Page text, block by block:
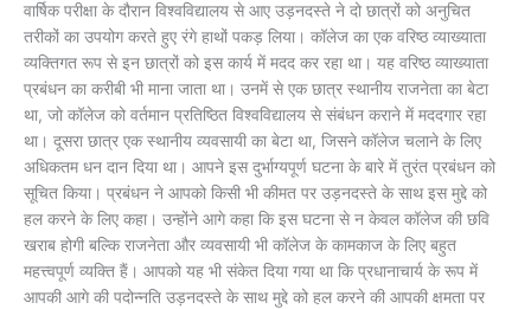
वार्षिक परीक्षा के दौरान विश्वविद्यालय से आए उड़नदस्ते ने दो छात्रों को अनुचित
तरीकों का उपयोग करते हुए रंगे हाथों पकड़ लिया। कॉलेज का एक वरिष्ठ व्याख्याता
व्यक्तिगत रूप से इन छात्रों को इस कार्य में मदद कर रहा था। यह वरिष्ठ व्याख्याता
प्रबंधन का करीबी भी माना जाता था। उनमें से एक छात्र स्थानीय राजनेता का बेटा
था, जो कॉलेज को वर्तमान प्रतिष्ठित विश्वविद्यालय से संबंधन कराने में मददगार रहा
था। दूसरा छात्र एक स्थानीय व्यवसायी का बेटा था, जिसने कॉलेज चलाने के लिए
अधिकतम धन दान दिया था। आपने इस दुर्भाग्यपूर्ण घटना के बारे में तुरंत प्रबंधन को
सूचित किया। प्रबंधन ने आपको किसी भी कीमत पर उड़नदस्ते के साथ इस मुद्दे को
हल करने के लिए कहा। उन्होंने आगे कहा कि इस घटना से न केवल कॉलेज की छवि
खराब होगी बल्कि राजनेता और व्यवसायी भी कॉलेज के कामकाज के लिए बहुत
महत्त्वपूर्ण व्यक्ति हैं। आपको यह भी संकेत दिया गया था कि प्रधानाचार्य के रूप में
आपकी आगे की पदोन्नति उड़नदस्ते के साथ मुद्दे को हल करने की आपकी क्षमता पर